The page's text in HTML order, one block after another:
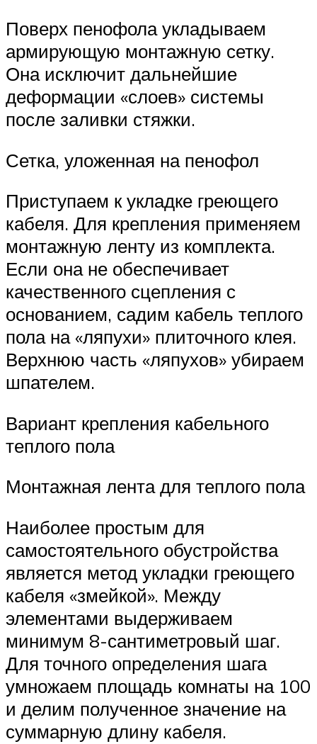
Поверх пенофола укладываем
армирующую монтажную сетку.
Она исключит дальнейшие
деформации «слоев» системы
после заливки стяжки.
Сетка, уложенная на пенофол
Приступаем к укладке греющего
кабеля. Для крепления применяем
монтажную ленту из комплекта.
Если она не обеспечивает
качественного сцепления с
основанием, садим кабель теплого
пола на «ляпухи» плиточного клея.
Верхнюю часть «ляпухов» убираем
шпателем.
Вариант крепления кабельного
теплого пола
Монтажная лента для теплого пола
Наиболее простым для
самостоятельного обустройства
является метод укладки греющего
кабеля «змейкой». Между
элементами выдерживаем
минимум 8-сантиметровый шаг.
Для точного определения шага
умножаем площадь комнаты на 100
и делим полученное значение на
суммарную длину кабеля.